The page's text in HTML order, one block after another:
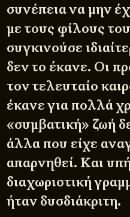
συνέπεια να μην
με τους φίλους
συγκινούσε
δεν το έκανε. Οι
τον τελευταίο
έκανε για πολλά
«συμβατική» ζωή
άλλα που είχε
απαρνηθεί. Και
διαχωριστική
ήταν δυσδιάκριτη.